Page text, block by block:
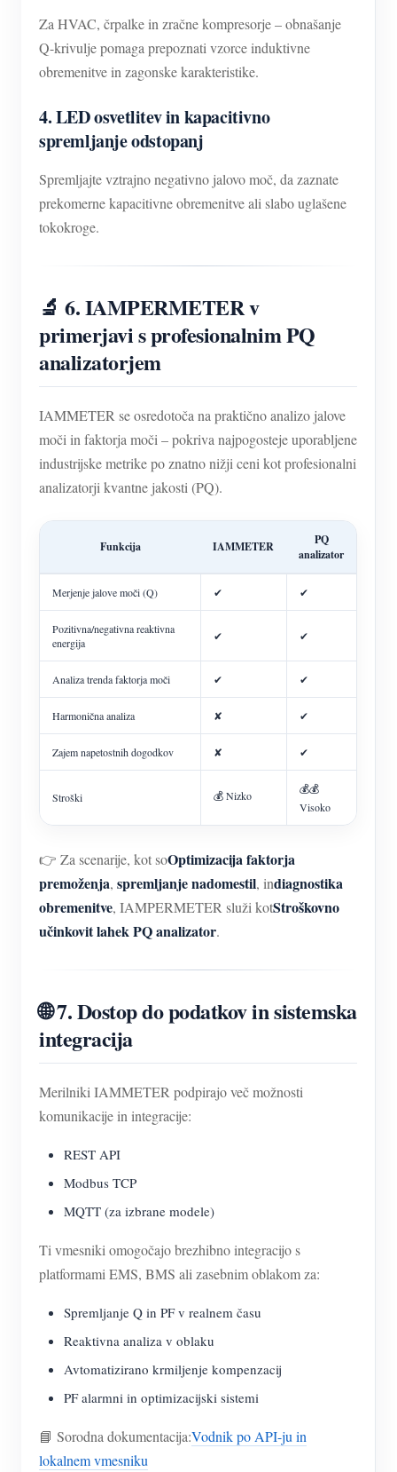
Za HVAC, črpalke in zračne kompresorje – obnašanje
Q-krivulje pomaga prepoznati vzorce induktivne
obremenitve in zagonske karakteristike.
4. LED osvetlitev in kapacitivno
spremljanje odstopanj
Spremljajte vztrajno negativno jalovo moč, da zaznate
prekomerne kapacitivne obremenitve ali slabo uglašene
tokokroge.
🔬 6. IAMPERMETER v
primerjavi s profesionalnim PQ
analizatorjem
IAMMETER se osredotoča na praktično analizo jalove
moči in faktorja moči – pokriva najpogosteje uporabljene
industrijske metrike po znatno nižji ceni kot profesionalni
analizatorji kvantne jakosti (PQ).
Funkcija IAMMETER
PQ
analizator
Merjenje jalove moči (Q) ✔ ✔
Pozitivna/negativna reaktivna
energija
✔ ✔
Analiza trenda faktorja moči ✔ ✔
Harmonična analiza ✘ ✔
Zajem napetostnih dogodkov ✘ ✔
Stroški 💰 Nizko
💰💰
Visoko
👉 Za scenarije, kot soOptimizacija faktorja
premoženja, spremljanje nadomestil, indiagnostika
obremenitve, IAMPERMETER služi kotStroškovno
učinkovit lahek PQ analizator.
🌐 7. Dostop do podatkov in sistemska
integracija
Merilniki IAMMETER podpirajo več možnosti
komunikacije in integracije:
REST API
Modbus TCP
MQTT (za izbrane modele)
Ti vmesniki omogočajo brezhibno integracijo s
platformami EMS, BMS ali zasebnim oblakom za:
Spremljanje Q in PF v realnem času
Reaktivna analiza v oblaku
Avtomatizirano krmiljenje kompenzacij
PF alarmni in optimizacijski sistemi
📘 Sorodna dokumentacija:Vodnik po API-ju in
lokalnem vmesniku